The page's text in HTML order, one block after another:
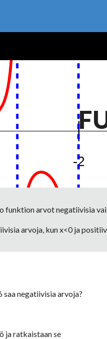
Skip
funktion arvot negatiivisia
arvoja, kun x<0 ja
negatiivisia arvoja?
ja ratkaistaan se